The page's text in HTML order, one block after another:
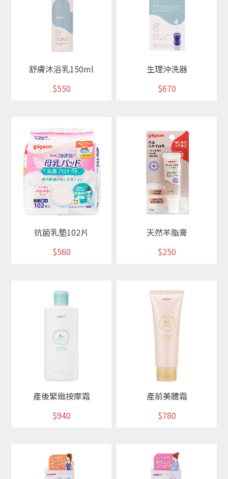
舒膚沐浴乳150ml
$550
生理沖洗器
$670
抗菌乳墊102片
$560
天然羊脂膏
$250
產後緊緻按摩霜
$940
產前美體霜
$780